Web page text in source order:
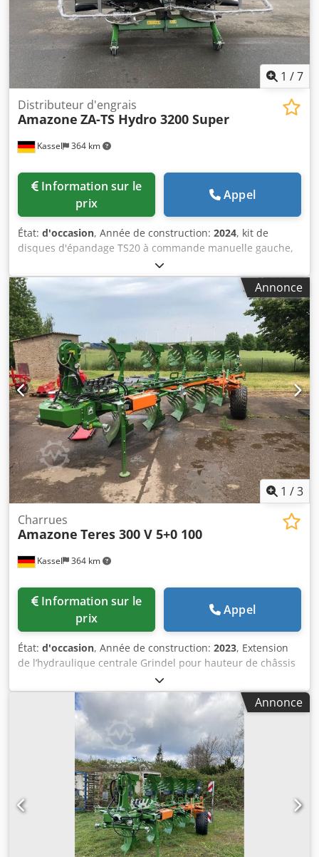
1 /7
Kassel 364 km
Distributeur d'engrais
Amazone ZA-TS Hydro 3200 Super
prix
Appel
État: d'occasion, Année de construction: 2024, kit de
disques d'épandage TS20 à commande manuelle gauche,
kit de disques d'épandage TS20 / droite, entraînement
hydraulique gauche avec AutoTS et FlowControl ProfiSPro,
entraînement hydraulique / droite avec AutoTS et
FlowControl ProfiSPro, disque principal gauche avec
AutoTS / disque principal droite Csdpfxjtrdzwo Aaforf
Annonce
1 /3
Kassel 364 km
Charrues
Amazone Teres 300 V 5+0 100
prix
Appel
État: d'occasion, Année de construction: 2023, Extension
de l’hydraulique centrale Grindel pour hauteur de châssis
80, 1 corps de charrue STW / 35, 1 paire de versoirs 430, 1
paire de pointes HD, 1 paire de tôles d’insertion pour STW
/ 35, 1 paire de supports de coutre à disque pour coutre à
disque Variopf D 500 cranté et / suspendu, 1 Csdpfor
Ucigsx Aafsrf
Annonce